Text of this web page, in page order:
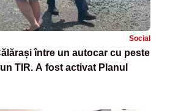
Social
între un autocar cu peste
TIR. A fost activat Planul